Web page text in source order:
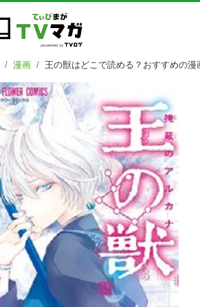
漫画 王の獣はどこで読める？おすすめの漫